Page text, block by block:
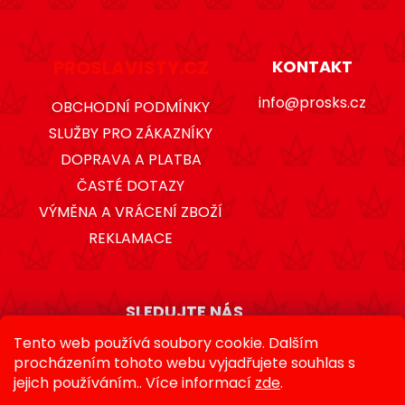
Tento web používá soubory cookie. Dalším
procházením tohoto webu vyjadřujete souhlas s
jejich používáním.. Více informací zde.
PROSLAVISTY.CZ
OBCHODNÍ PODMÍNKY
SLUŽBY PRO ZÁKAZNÍKY
DOPRAVA A PLATBA
ČASTÉ DOTAZY
VÝMĚNA A VRÁCENÍ ZBOŽÍ
REKLAMACE
KONTAKT
info@prosks.cz
SLEDUJTE NÁS